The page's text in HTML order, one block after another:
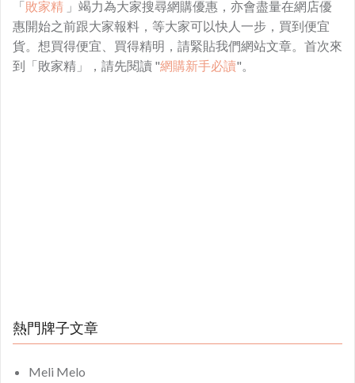
「敗家精 」竭力為大家搜尋網購優惠，亦會盡量在網店優
惠開始之前跟大家報料，等大家可以快人一步，買到便宜
貨。想買得便宜、買得精明，請緊貼我們網站文章。首次來
到「敗家精」，請先閱讀 "網購新手必讀"。
熱門牌子文章
Meli Melo